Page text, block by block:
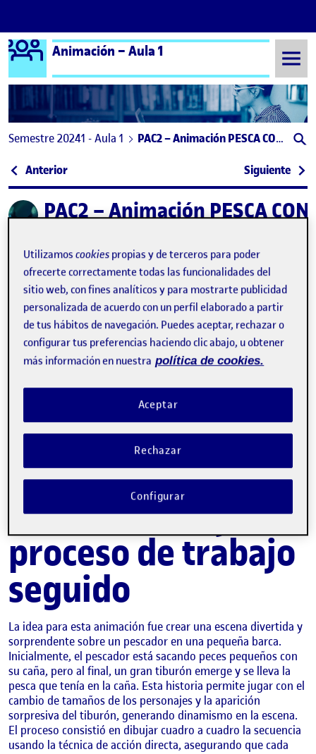
Saltar al contenido
Logo Ágora
Animación – Aula 1
Semestre 20241 - Aula 1 PAC2 – Animación PESCA CON «SORPRESA»
Navegación de entradas
Anterior: PEC 2 – Víctor Chillón Siguiente:
Publicado porPAC2 – Animación PESCA CON
1. Idea inicial y
proceso de trabajo
seguido
La idea para esta animación fue crear una escena divertida y
sorprendente sobre un pescador en una pequeña barca.
Inicialmente, el pescador está sacando peces pequeños con
su caña, pero al final, un gran tiburón emerge y se lleva la
pesca que tenía en la caña. Esta historia permite jugar con el
cambio de tamaños de los personajes y la aparición
sorpresiva del tiburón, generando dinamismo en la escena.
El proceso consistió en dibujar cuadro a cuadro la secuencia
usando la técnica de acción directa, asegurando que cada
Utilizamoscookies propias y de terceros para poder
ofrecerte correctamente todas las funcionalidades del
sitio web, con fines analíticos y para mostrarte publicidad
personalizada de acuerdo con un perfil elaborado a partir
de tus hábitos de navegación. Puedes aceptar, rechazar o
configurar tus preferencias haciendo clic abajo, u obtener
más información en nuestra política de cookies.
Rechazar
Aceptar
Configurar